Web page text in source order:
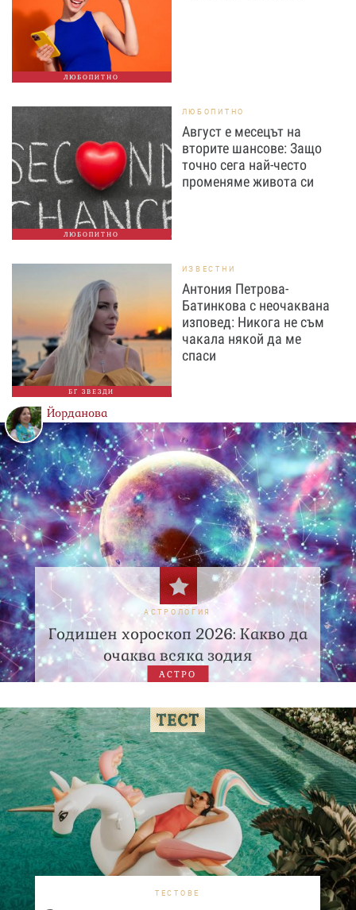
ЛЮБОПИТНО
ЛЮБОПИТНО
ЛЮБОПИТНО
Август е месецът на
вторите шансове: Защо
точно сега най-често
променяме живота си
БГ ЗВЕЗДИ
ИЗВЕСТНИ
Антония Петрова-
Батинкова с неочаквана
изповед: Никога не съм
чакала някой да ме
спаси
Йорданова
АСТРОЛОГИЯ
Годишен хороскоп 2026: Какво да
очаква всяка зодия
АСТРО
ТЕСТОВЕ